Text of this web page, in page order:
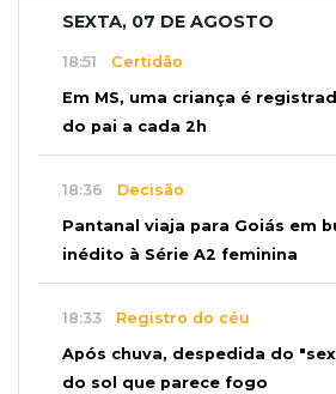
SEXTA, 07 DE AGOSTO
18:51 Certidão
Em MS, uma criança é
do pai a cada 2h
18:36 Decisão
Pantanal viaja para Goiás em
inédito à Série A2 feminina
18:33 Registro do céu
Após chuva, despedida do
do sol que parece fogo